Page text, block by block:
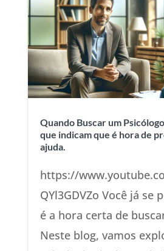
Quando Buscar um
que indicam que é hora de
ajuda.
https://
QYl3GDVZo Você já se
é a hora certa de
Neste blog, vamos